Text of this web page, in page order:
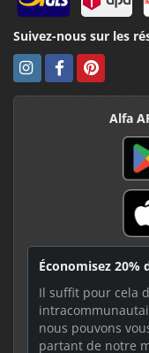
Suivez-nous sur les
Alfa
Économisez 20%
Il suffit pour cela
nous pouvons
partant de notre